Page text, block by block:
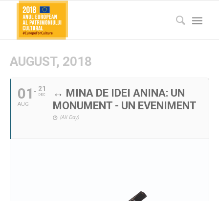
AUGUST, 2018
01
AUG
21
DEC
↔ MINA DE IDEI ANINA: UN
MONUMENT - UN EVENIMENT
(All Day)